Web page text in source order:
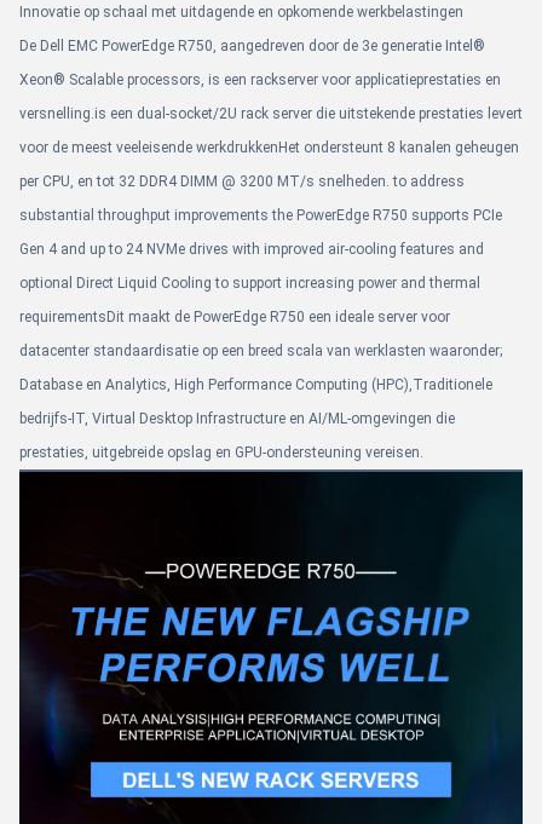
Innovatie op schaal met uitdagende en opkomende werkbelastingen
De Dell EMC PowerEdge R750, aangedreven door de 3e generatie Intel®
Xeon® Scalable processors, is een rackserver voor applicatieprestaties en
versnelling.is een dual-socket/2U rack server die uitstekende prestaties levert
voor de meest veeleisende werkdrukkenHet ondersteunt 8 kanalen geheugen
per CPU, en tot 32 DDR4 DIMM @ 3200 MT/s snelheden. to address
substantial throughput improvements the PowerEdge R750 supports PCIe
Gen 4 and up to 24 NVMe drives with improved air-cooling features and
optional Direct Liquid Cooling to support increasing power and thermal
requirementsDit maakt de PowerEdge R750 een ideale server voor
datacenter standaardisatie op een breed scala van werklasten waaronder;
Database en Analytics, High Performance Computing (HPC),Traditionele
bedrijfs-IT, Virtual Desktop Infrastructure en AI/ML-omgevingen die
prestaties, uitgebreide opslag en GPU-ondersteuning vereisen.